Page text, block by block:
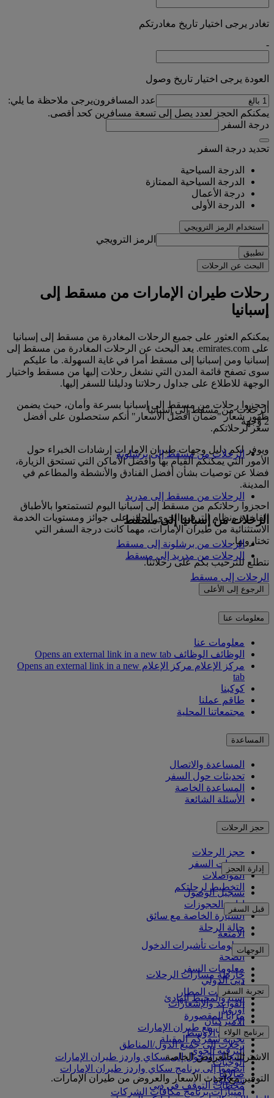
تغادر يرجى اختيار تاريخ مغادرتكم
-
العودة يرجى اختيار تاريخ وصول
عدد المسافرونيرجى ملاحظة ما يلي:
يمكنكم الحجز لعدد يصل إلى تسعة مسافرين كحد أقصى.
درجة السفر
تحديد درجة السفر
الدرجة السياحية
الدرجة السياحية الممتازة
درجة الأعمال
الدرجة الأولى
استخدام الرمز الترويجي
الرمز الترويجي
تطبيق
البحث عن الرحلات
رحلات طيران الإمارات من مسقط إلى
إسبانيا
يمكنكم العثور على جميع الرحلات المغادرة من مسقط إلى إسبانيا
على emirates.com. يعد البحث عن الرحلات المغادرة من مسقط إلى
إسبانيا ومن إسبانيا إلى مسقط أمرا في غاية السهولة. ما عليكم
سوى تصفح قائمة المدن التي نشغل رحلات إليها من مسقط واختيار
الوجهة للاطلاع على جداول رحلاتنا ودليلنا للسفر إليها.
احجزوا رحلات من مسقط إلى إسبانيا بسرعة وأمان، حيث يضمن
ظهور شعار "ضمان أفضل الأسعار" أنكم ستحصلون على أفضل
سعر لرحلاتكم.
ويوفر لكم دليل وجهات طيران الإمارات إرشادات الخبراء حول
الأمور التي يمكنكم القيام بها وأفضل الأماكن التي تستحق الزيارة،
فضلا عن توصيات بشأن أفضل الفنادق والأنشطة والمطاعم في
المدينة.
احجزوا رحلاتكم من مسقط إلى إسبانيا اليوم لتستمتعوا بالأطباق
الفاخرة ونظام الترفيه الجوي الحائز على جوائز ومستويات الخدمة
الاستثنائية من طيران الإمارات، مهما كانت درجة السفر التي
تختارونها.
نتطلع للترحيب بكم على رحلاتنا.
الرحلات من مسقط إلى إسبانيا
2 وجهة
الرحلات من مسقط إلى برشلونة
الرحلات من مسقط إلى مدريد
الرحلات من إسبانيا إلى مسقط
الرحلات من برشلونة إلى مسقط
الرحلات من مدريد إلى مسقط
الرحلات إلى مسقط
الرجوع إلى الأعلى
معلومات عنا
معلومات عنا
الوظائف الوظائف Opens an external link in a new tab
مركز الإعلام
مركز الإعلام Opens an external link in a new
tab
كوكبنا
طاقم عملنا
مجتمعاتنا المحلية
المساعدة
المساعدة والاتصال
تحديثات حول السفر
المساعدة الخاصة
الأسئلة الشائعة
حجز الرحلات
حجز الرحلات
خدمات السفر
المواصلات
التخطيط لرحلتكم
إدارة الحجز
تسجيل الوصول
إدارة الحجوزات
السيارة الخاصة مع سائق
حالة الرحلة
قبل السفر
الأمتعة
معلومات تأشيرات الدخول
الصحة
معلومات السفر
دبي الدولي
مواصلات المطار
القواعد والإشعارات
الوجهات
خارطة مسارات الرحلات
أفريقيا
آسيا والمحيط الهادئ
أوروبا
الأميركتان
الشرق الأوسط
رحلات إلى جميع الدول/المناطق
تجربة السفر
مزايا المقصورة
التسوق مع طيران الإمارات
تجربة سفركم المقبلة
الترفيه الجوي
الوجبات
صالاتنا
محطات التوقف في دبي
برنامج الولاء
تسجيل الدخول إلى سكاي واردز طيران الإمارات
انضموا إلى برنامج سكاي واردز طيران الإمارات
شركاؤنا
امتيازات برنامج مكافآت الشركات
الاشتراك بالعروض الخاصة
التوفير مع أحدث الأسعار والعروض من طيران الإمارات.